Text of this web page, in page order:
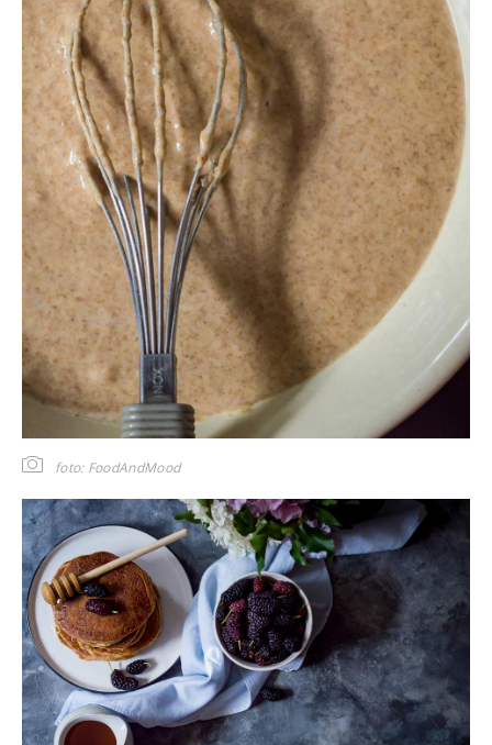
foto: FoodAndMood